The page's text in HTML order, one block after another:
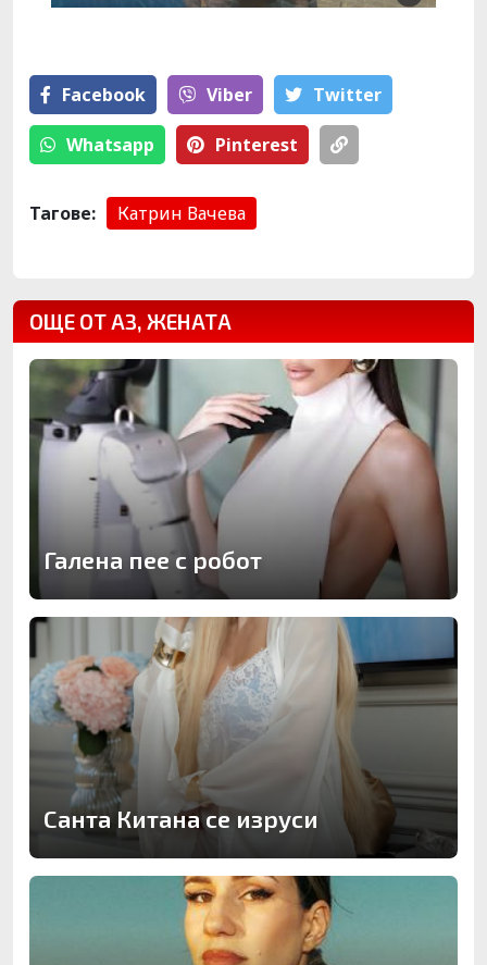
Facebook Viber Тwitter
Whatsapp Pinterest
Тагове: Катрин Вачева
ОЩЕ ОТ АЗ, ЖЕНАТА
Галена пее с робот
Санта Китана се изруси